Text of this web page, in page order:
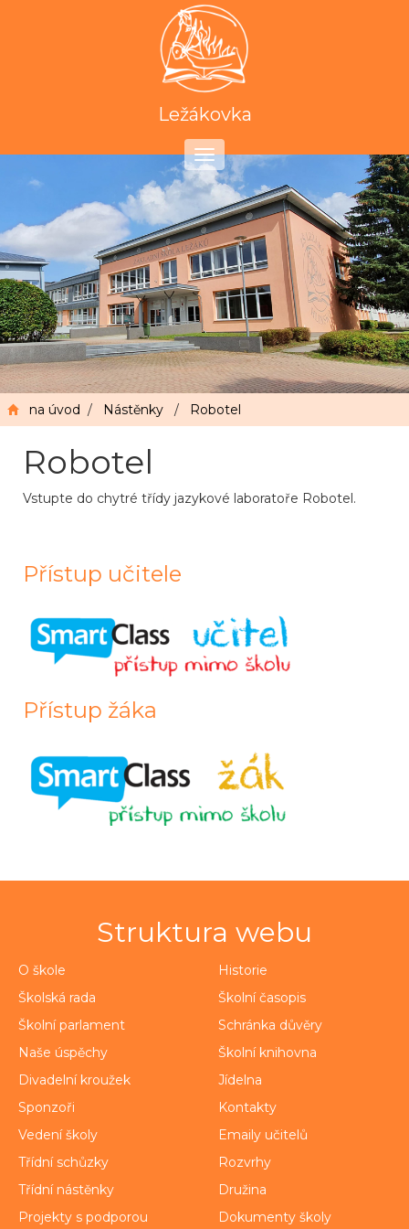
Ležákovka
Toggle
navigation
na úvod / Nástěnky / Robotel
Robotel
Vstupte do chytré třídy jazykové laboratoře Robotel.
Přístup učitele
Přístup žáka
Struktura webu
O škole
Historie
Školská rada
Školní časopis
Školní parlament
Schránka důvěry
Naše úspěchy
Školní knihovna
Divadelní kroužek
Jídelna
Sponzoři
Kontakty
Vedení školy
Emaily učitelů
Třídní schůzky
Rozvrhy
Třídní nástěnky
Družina
Projekty s podporou
Dokumenty školy